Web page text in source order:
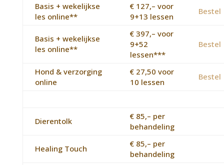
Basis + wekelijkse
les online**
€ 127,– voor
9+13 lessen
Bestel
Basis + wekelijkse
les online**
€ 397,– voor
9+52
lessen***
Bestel
Hond & verzorging
online
€ 27,50 voor
10 lessen
Bestel
Dierentolk
€ 85,– per
behandeling
Healing Touch
€ 85,– per
behandeling